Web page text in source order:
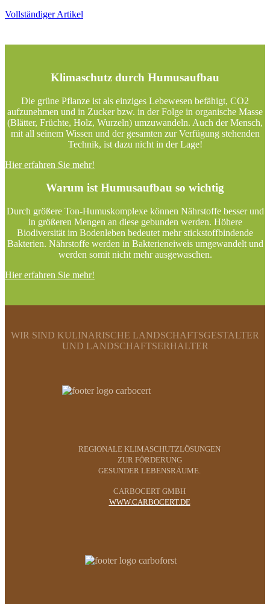
Vollständiger Artikel
Klimaschutz durch Humusaufbau
Die grüne Pflanze ist als einziges Lebewesen befähigt, CO2
aufzunehmen und in Zucker bzw. in der Folge in organische Masse
(Blätter, Früchte, Holz, Wurzeln) umzuwandeln. Auch der Mensch,
mit all seinem Wissen und der gesamten zur Verfügung stehenden
Technik, ist dazu nicht in der Lage!
Hier erfahren Sie mehr!
Warum ist Humusaufbau so wichtig
Durch größere Ton-Humuskomplexe können Nährstoffe besser und
in größeren Mengen an diese gebunden werden. Höhere
Biodiversität im Bodenleben bedeutet mehr stickstoffbindende
Bakterien. Nährstoffe werden in Bakterieneiweis umgewandelt und
werden somit nicht mehr ausgewaschen.
Hier erfahren Sie mehr!
WIR SIND KULINARISCHE LANDSCHAFTSGESTALTER
UND LANDSCHAFTSERHALTER
REGIONALE KLIMASCHUTZLÖSUNGEN
ZUR FÖRDERUNG
GESUNDER LEBENSRÄUME.
CARBOCERT GMBH
WWW.CARBOCERT.DE